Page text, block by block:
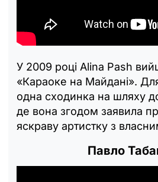
У 2009 році Alina Pash
«Караоке на Майдані».
одна сходинка на шляху
де вона згодом заявила
яскраву артистку з
Павло